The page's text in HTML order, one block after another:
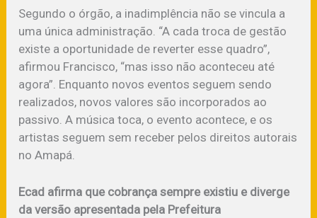
Segundo o órgão, a inadimplência não se vincula a
uma única administração. “A cada troca de gestão
existe a oportunidade de reverter esse quadro”,
afirmou Francisco, “mas isso não aconteceu até
agora”. Enquanto novos eventos seguem sendo
realizados, novos valores são incorporados ao
passivo. A música toca, o evento acontece, e os
artistas seguem sem receber pelos direitos autorais
no Amapá.
Ecad afirma que cobrança sempre existiu e diverge
da versão apresentada pela Prefeitura